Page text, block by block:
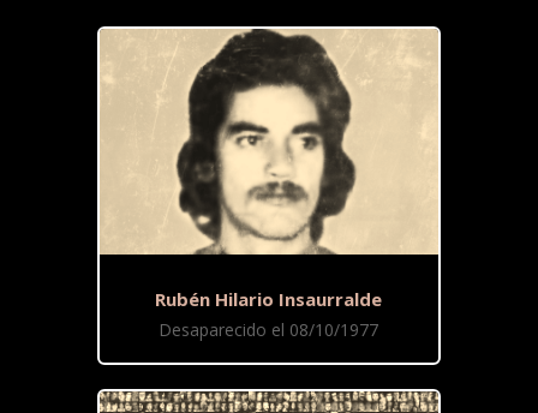
Rubén Hilario Insaurralde
Desaparecido el 08/10/1977